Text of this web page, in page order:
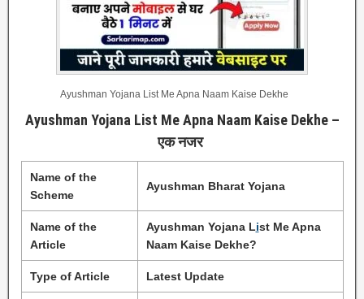
Ayushman Yojana List Me Apna Naam Kaise Dekhe
Ayushman Yojana List Me Apna Naam Kaise Dekhe –
एक नजर
Name of the
Scheme
Ayushman Bharat Yojana
Name of the
Article
Ayushman Yojana List Me Apna
Naam Kaise Dekhe?
Type of Article Latest Update